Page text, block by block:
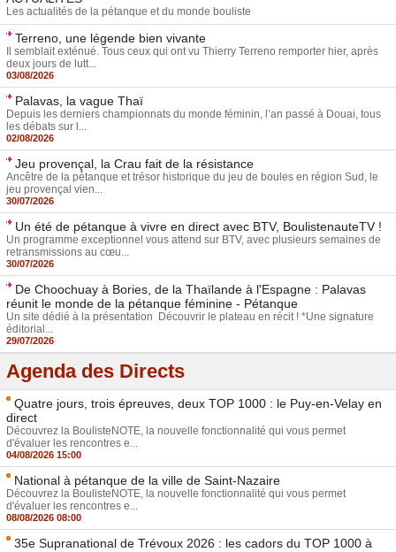
Les actualités de la pétanque et du monde bouliste
Terreno, une légende bien vivante
Il semblait exténué. Tous ceux qui ont vu Thierry Terreno remporter hier, après
deux jours de lutt...
03/08/2026
Palavas, la vague Thaï
Depuis les derniers championnats du monde féminin, l’an passé à Douai, tous
les débats sur l...
02/08/2026
Jeu provençal, la Crau fait de la résistance
Ancêtre de la pétanque et trésor historique du jeu de boules en région Sud, le
jeu provençal vien...
30/07/2026
Un été de pétanque à vivre en direct avec BTV, BoulistenauteTV !
Un programme exceptionnel vous attend sur BTV, avec plusieurs semaines de
retransmissions au cœu...
30/07/2026
De Choochuay à Bories, de la Thaïlande à l'Espagne : Palavas
réunit le monde de la pétanque féminine - Pétanque
Un site dédié à la présentation Découvrir le plateau en récit ! *Une signature
éditorial...
29/07/2026
Agenda des Directs
Quatre jours, trois épreuves, deux TOP 1000 : le Puy-en-Velay en
direct
Découvrez la BoulisteNOTE, la nouvelle fonctionnalité qui vous permet
d'évaluer les rencontres e...
04/08/2026 15:00
National à pétanque de la ville de Saint-Nazaire
Découvrez la BoulisteNOTE, la nouvelle fonctionnalité qui vous permet
d'évaluer les rencontres e...
08/08/2026 08:00
35e Supranational de Trévoux 2026 : les cadors du TOP 1000 à